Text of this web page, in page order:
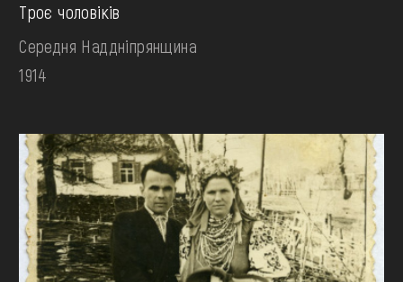
Троє чоловіків
Середня Наддніпрянщина
1914